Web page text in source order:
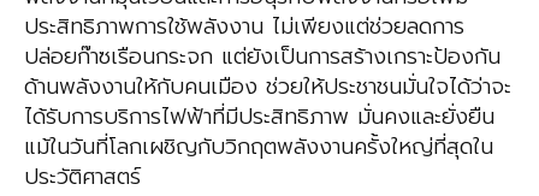
ประสิทธิภาพการใช้พลังงาน ไม่เพียงแต่ช่วยลดการ
ปล่อยก๊าซเรือนกระจก แต่ยังเป็นการสร้างเกราะป้องกัน
ด้านพลังงานให้กับคนเมือง ช่วยให้ประชาชนมั่นใจได้ว่าจะ
ได้รับการบริการไฟฟ้าที่มีประสิทธิภาพ มั่นคงและยั่งยืน
แม้ในวันที่โลกเผชิญกับวิกฤตพลังงานครั้งใหญ่ที่สุดใน
ประวัติศาสตร์